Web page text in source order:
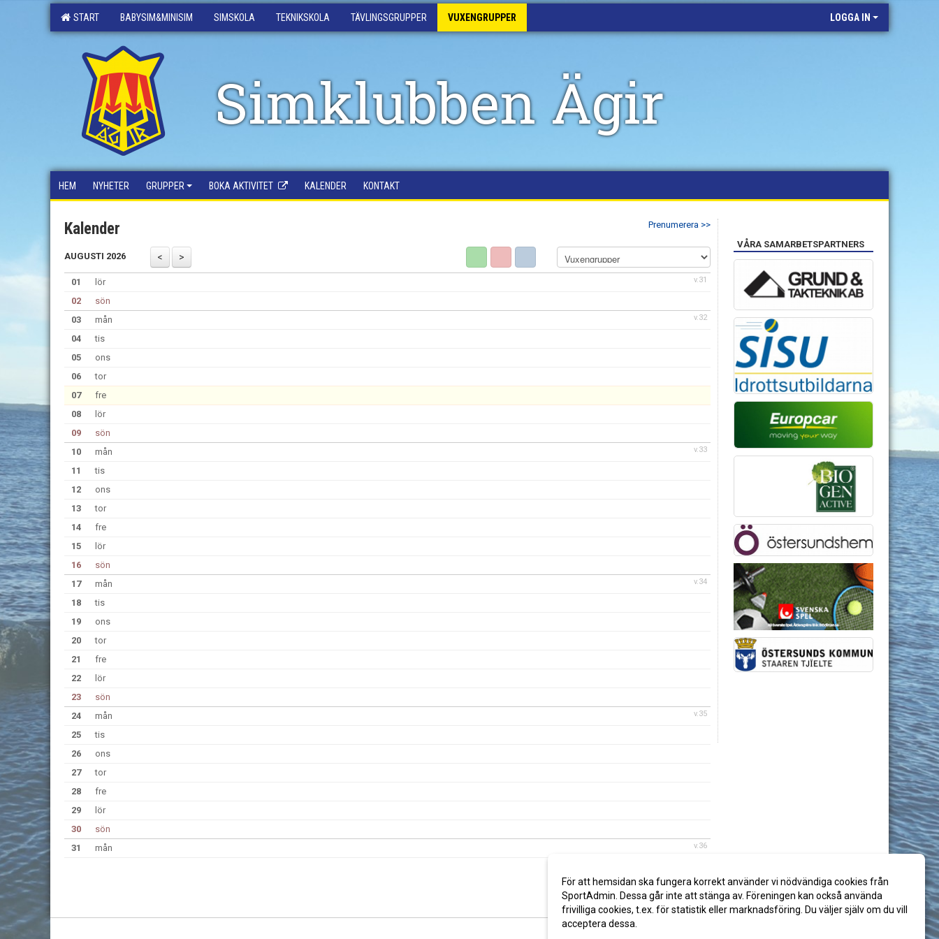
START BABYSIM&MINISIM SIMSKOLA TEKNIKSKOLA TÄVLINGSGRUPPER VUXENGRUPPER LOGGA IN
Simklubben Ägir
HEM NYHETER GRUPPER BOKA AKTIVITET KALENDER KONTAKT
Prenumerera >>
Kalender
AUGUSTI 2026
v.31
01
lör
02
sön
v.32
03
mån
04
tis
05
ons
06
tor
07
fre
08
lör
09
sön
v.33
10
mån
11
tis
12
ons
13
tor
14
fre
15
lör
16
sön
v.34
17
mån
18
tis
19
ons
20
tor
21
fre
22
lör
23
sön
v.35
24
mån
25
tis
26
ons
27
tor
28
fre
29
lör
30
sön
v.36
31 mån
VÅRA SAMARBETSPARTNERS
För att hemsidan ska fungera korrekt använder vi nödvändiga cookies från
SportAdmin. Dessa går inte att stänga av. Föreningen kan också använda
frivilliga cookies, t.ex. för statistik eller marknadsföring. Du väljer själv om du vill
acceptera dessa.